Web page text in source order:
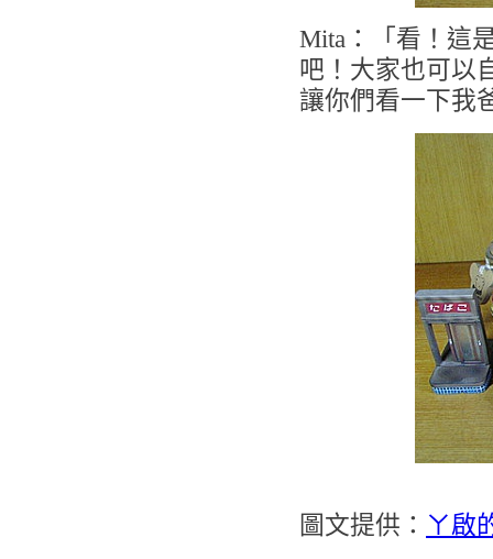
Mita：「看！這
吧！大家也可以
讓你們看一下我
圖文提供： ㄚ啟